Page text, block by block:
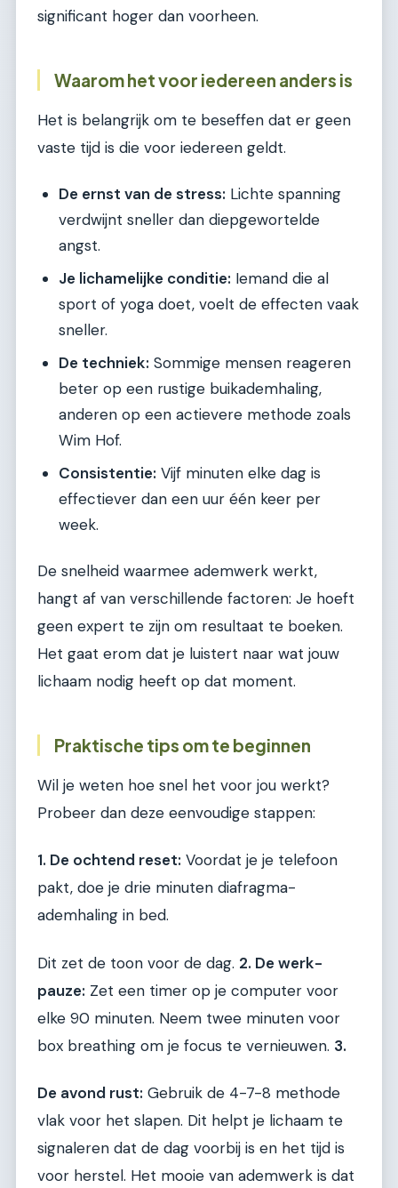
significant hoger dan voorheen.
Waarom het voor iedereen anders is
Het is belangrijk om te beseffen dat er geen
vaste tijd is die voor iedereen geldt.
De ernst van de stress: Lichte spanning
verdwijnt sneller dan diepgewortelde
angst.
Je lichamelijke conditie: Iemand die al
sport of yoga doet, voelt de effecten vaak
sneller.
De techniek: Sommige mensen reageren
beter op een rustige buikademhaling,
anderen op een actievere methode zoals
Wim Hof.
Consistentie: Vijf minuten elke dag is
effectiever dan een uur één keer per
week.
De snelheid waarmee ademwerk werkt,
hangt af van verschillende factoren: Je hoeft
geen expert te zijn om resultaat te boeken.
Het gaat erom dat je luistert naar wat jouw
lichaam nodig heeft op dat moment.
Praktische tips om te beginnen
Wil je weten hoe snel het voor jou werkt?
Probeer dan deze eenvoudige stappen:
1. De ochtend reset: Voordat je je telefoon
pakt, doe je drie minuten diafragma-
ademhaling in bed.
Dit zet de toon voor de dag. 2. De werk-
pauze: Zet een timer op je computer voor
elke 90 minuten. Neem twee minuten voor
box breathing om je focus te vernieuwen. 3.
De avond rust: Gebruik de 4-7-8 methode
vlak voor het slapen. Dit helpt je lichaam te
signaleren dat de dag voorbij is en het tijd is
voor herstel. Het mooie van ademwerk is dat